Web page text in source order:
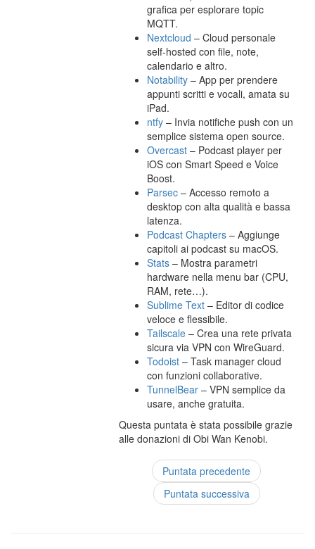
grafica per esplorare topic
MQTT.
Nextcloud – Cloud personale
self-hosted con file, note,
calendario e altro.
Notability – App per prendere
appunti scritti e vocali, amata su
iPad.
ntfy – Invia notifiche push con un
semplice sistema open source.
Overcast – Podcast player per
iOS con Smart Speed e Voice
Boost.
Parsec – Accesso remoto a
desktop con alta qualità e bassa
latenza.
Podcast Chapters – Aggiunge
capitoli ai podcast su macOS.
Stats – Mostra parametri
hardware nella menu bar (CPU,
RAM, rete…).
Sublime Text – Editor di codice
veloce e flessibile.
Tailscale – Crea una rete privata
sicura via VPN con WireGuard.
Todoist – Task manager cloud
con funzioni collaborative.
TunnelBear – VPN semplice da
usare, anche gratuita.
Questa puntata è stata possibile grazie
alle donazioni di Obi Wan Kenobi.
Puntata precedente
Puntata successiva